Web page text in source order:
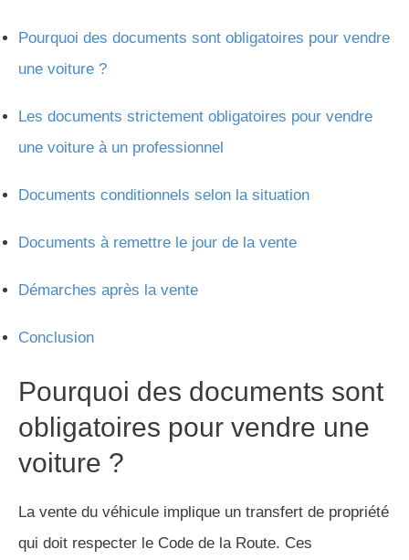
Pourquoi des documents sont obligatoires pour vendre
une voiture ?
Les documents strictement obligatoires pour vendre
une voiture à un professionnel
Documents conditionnels selon la situation
Documents à remettre le jour de la vente
Démarches après la vente
Conclusion
Pourquoi des documents sont
obligatoires pour vendre une
voiture ?
La vente du véhicule implique un transfert de propriété
qui doit respecter le Code de la Route. Ces